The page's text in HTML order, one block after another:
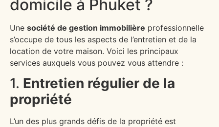
domicile à Phuket ?
Une société de gestion immobilière professionnelle
s’occupe de tous les aspects de l’entretien et de la
location de votre maison. Voici les principaux
services auxquels vous pouvez vous attendre :
1. Entretien régulier de la
propriété
L’un des plus grands défis de la propriété est